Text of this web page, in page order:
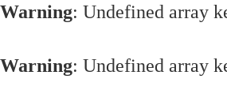
Warning: Undefined array
Warning: Undefined array